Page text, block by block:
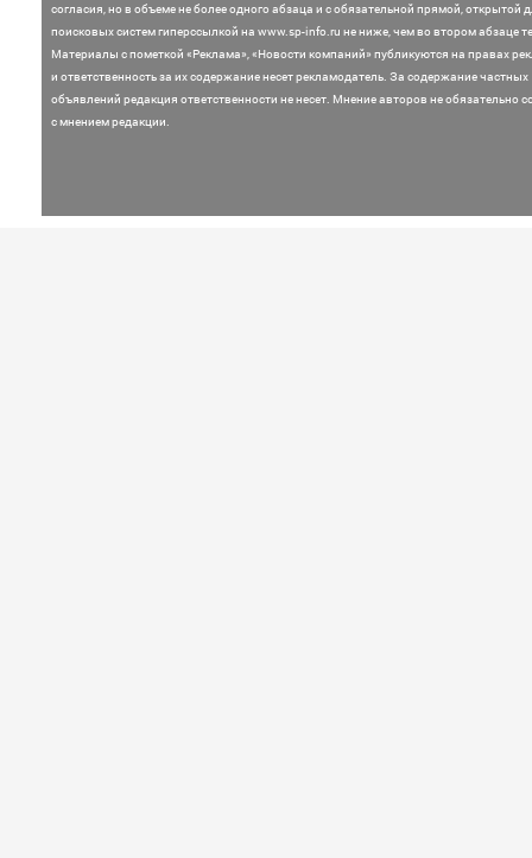
согласия, но в объеме не более одного абзаца и с обязательной прямой, открытой
поисковых систем гиперссылкой на www.sp-info.ru не ниже, чем во втором абзаце
Материалы с пометкой «Реклама», «Новости компаний» публикуются на правах
и ответственность за их содержание несет рекламодатель. За содержание частных
объявлений редакция ответственности не несет. Мнениеавторов не обязательно
с мнением редакции.